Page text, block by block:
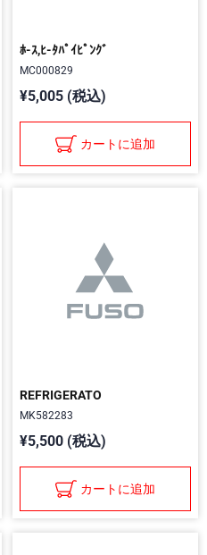
ﾎ-ｽ,ﾋ-ﾀﾊﾟｲﾋﾟﾝｸﾞ
MC000829
¥5,005 (税込)
カートに追加
REFRIGERATO
MK582283
¥5,500 (税込)
カートに追加